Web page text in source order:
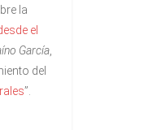
la
el
García
del
”.